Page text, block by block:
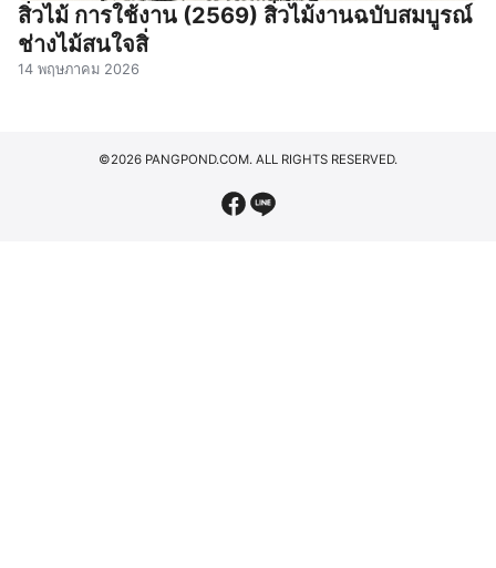
สิ่วไม้ การใช้งาน (2569) สิ่วไม้งานฉบับสมบูรณ์
ช่างไม้สนใจสิ่
14 พฤษภาคม 2026
©2026 PANGPOND.COM. ALL RIGHTS RESERVED.